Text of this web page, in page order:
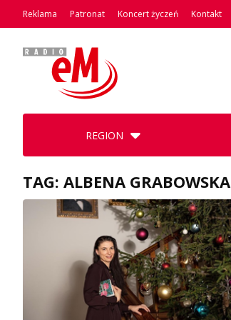
Reklama Patronat Koncert życzeń Kontakt
REGION
TAG: ALBENA GRABOWSKA